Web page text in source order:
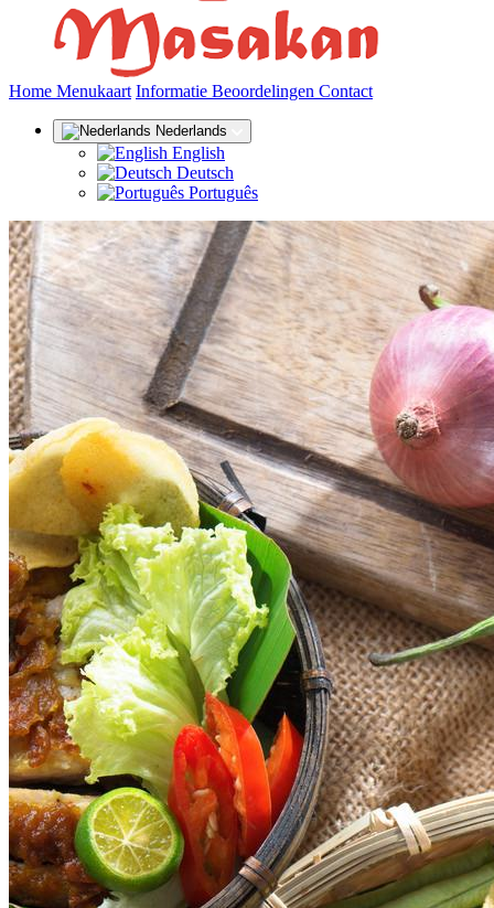
Home (huidige)
Menukaart Informatie Beoordelingen Contact
Nederlands
English
Deutsch
Português